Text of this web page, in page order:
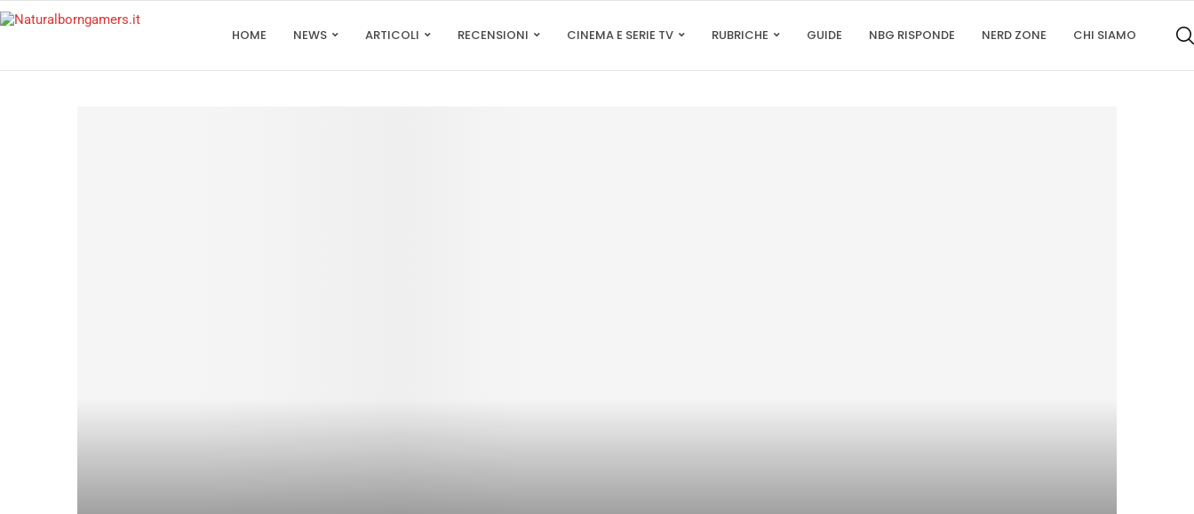
HOME NEWS ARTICOLI RECENSIONI CINEMA E SERIE TV RUBRICHE GUIDE NBG RISPONDE NERD ZONE CHI SIAMO